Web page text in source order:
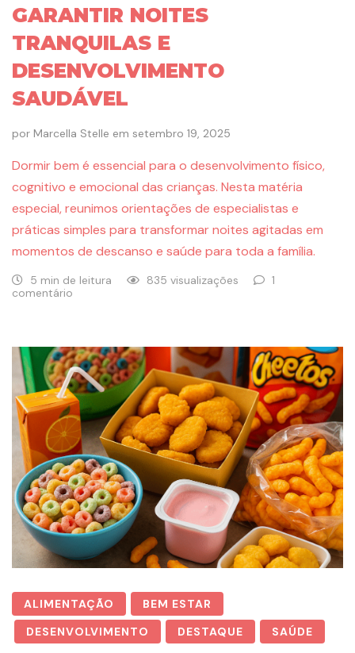
GARANTIR NOITES
TRANQUILAS E
DESENVOLVIMENTO
SAUDÁVEL
por Marcella Stelle em setembro 19, 2025
Dormir bem é essencial para o desenvolvimento físico,
cognitivo e emocional das crianças. Nesta matéria
especial, reunimos orientações de especialistas e
práticas simples para transformar noites agitadas em
momentos de descanso e saúde para toda a família.
5 min de leitura 835 visualizações
1
comentário
ALIMENTAÇÃO
BEM ESTAR
DESENVOLVIMENTO
DESTAQUE SAÚDE